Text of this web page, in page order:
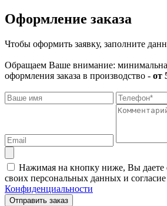
Оформление заказа
Чтобы оформить заявку, заполните
Обращаем Ваше внимание:
оформления заказа в производство - от
Нажимая на кнопку ниже, Вы даете
своих персональных данных и согласие
Конфиденциальности
Отправить заказ